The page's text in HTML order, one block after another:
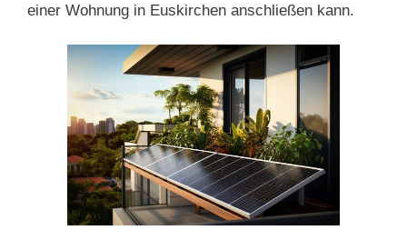
einer Wohnung in Euskirchen anschließen kann.